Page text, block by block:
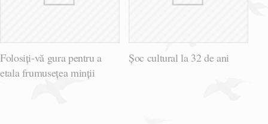
Folosiți-vă gura pentru a
etala frumusețea minții
Șoc cultural la 32 de ani